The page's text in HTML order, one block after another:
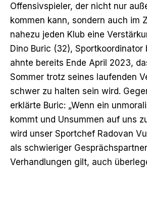
Offensivspieler, der nicht nur
kommen kann, sondern auch im
nahezu jeden Klub eine
Dino Buric (32), Sportkoordinator
ahnte bereits Ende April 2023,
Sommer trotz seines laufenden
schwer zu halten sein wird.
erklärte Buric: „Wenn ein
kommt und Unsummen auf uns
wird unser Sportchef Radovan
als schwieriger
Verhandlungen gilt, auch